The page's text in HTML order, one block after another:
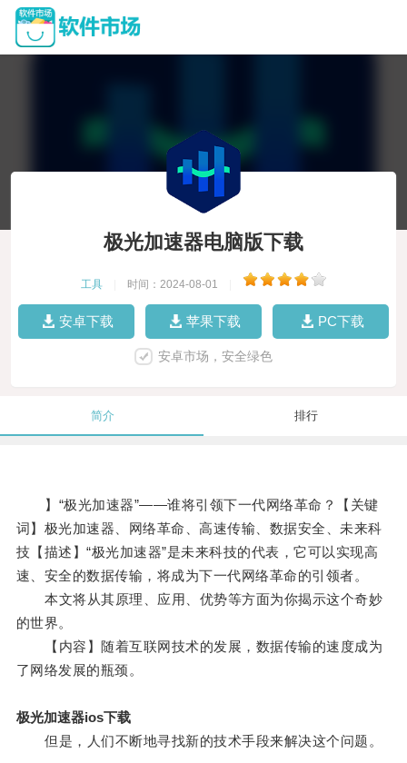
极光加速器电脑版下载
工具 时间：2024-08-01
安卓下载 苹果下载 PC下载
安卓市场，安全绿色
简介 排行
】“极光加速器”——谁将引领下一代网络革命？【关键
词】极光加速器、网络革命、高速传输、数据安全、未来科
技【描述】“极光加速器”是未来科技的代表，它可以实现高
速、安全的数据传输，将成为下一代网络革命的引领者。
本文将从其原理、应用、优势等方面为你揭示这个奇妙
的世界。
【内容】随着互联网技术的发展，数据传输的速度成为
了网络发展的瓶颈。
极光加速器ios下载
但是，人们不断地寻找新的技术手段来解决这个问题。